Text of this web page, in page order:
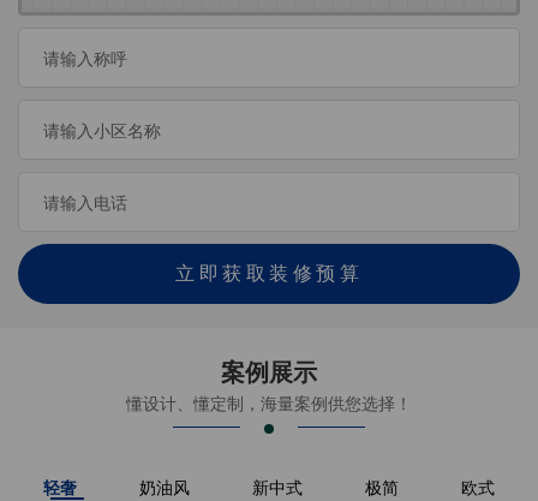
立即获取装修预算
案例展示
懂设计、懂定制，海量案例供您选择！
轻奢 奶油风 新中式 极简 欧式